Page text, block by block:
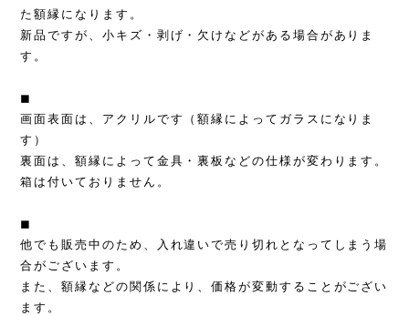
た額縁になります。
新品ですが、小キズ・剥げ・欠けなどがある場合がありま
す。
◼︎
画面表面は、アクリルです（額縁によってガラスになりま
す）
裏面は、額縁によって金具・裏板などの仕様が変わります。
箱は付いておりません。
◼︎
他でも販売中のため、入れ違いで売り切れとなってしまう場
合がございます。
また、額縁などの関係により、価格が変動することがござい
ます。